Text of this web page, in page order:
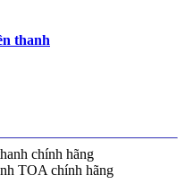
thanh
TOA chính hãng